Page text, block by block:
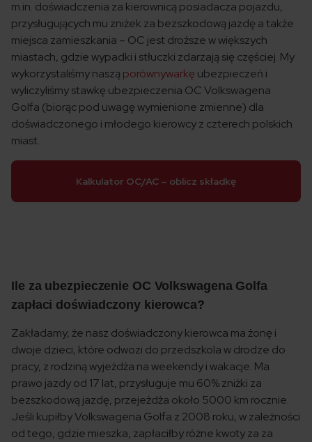
m.in. doświadczenia za kierownicą posiadacza pojazdu,
przysługujących mu zniżek za bezszkodową jazdę a także
miejsca zamieszkania – OC jest droższe w większych
miastach, gdzie wypadki i stłuczki zdarzają się częściej. My
wykorzystaliśmy naszą porównywarkę ubezpieczeń i
wyliczyliśmy stawkę ubezpieczenia OC Volkswagena
Golfa (biorąc pod uwagę wymienione zmienne) dla
doświadczonego i młodego kierowcy z czterech polskich
miast.
Kalkulator OC/AC – oblicz składkę
Ile za ubezpieczenie OC Volkswagena Golfa
zapłaci doświadczony kierowca?
Zakładamy, że nasz doświadczony kierowca ma żonę i
dwoje dzieci, które odwozi do przedszkola w drodze do
pracy, z rodziną wyjeżdża na weekendy i wakacje. Ma
prawo jazdy od 17 lat, przysługuje mu 60% zniżki za
bezszkodową jazdę, przejeżdża około 5000 km rocznie.
Jeśli kupiłby Volkswagena Golfa z 2008 roku, w zależności
od tego, gdzie mieszka, zapłaciłby różne kwoty za za